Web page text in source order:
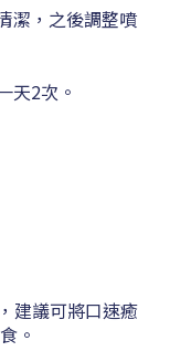
潔 ，之後調整噴
2次。
建議可將口速癒
。